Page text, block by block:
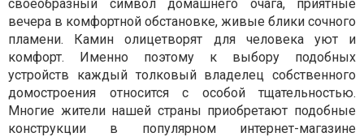
своеобразный символ домашнего очага, приятные
вечера в комфортной обстановке, живые блики сочного
пламени. Камин олицетворят для человека уют и
комфорт. Именно поэтому к выбору подобных
устройств каждый толковый владелец собственного
домостроения относится с особой тщательностью.
Многие жители нашей страны приобретают подобные
конструкции в популярном интернет-магазине